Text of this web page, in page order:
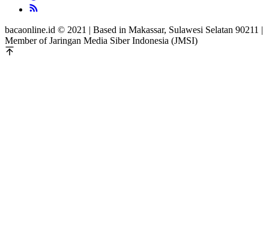
bacaonline.id © 2021 | Based in Makassar, Sulawesi Selatan 90211 |
Member of Jaringan Media Siber Indonesia (JMSI)